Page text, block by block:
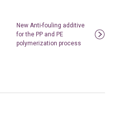
New Anti-fouling additive
for the PP and PE
polymerization process